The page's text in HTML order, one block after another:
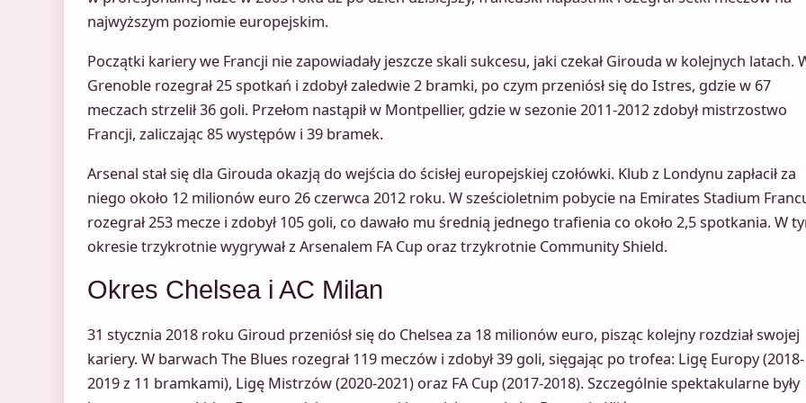
najwyższym poziomie europejskim.
Początki kariery we Francji nie zapowiadały jeszcze skali sukcesu, jaki czekał Girouda w kolejnych latach.
Grenoble rozegrał 25 spotkań i zdobył zaledwie 2 bramki, po czym przeniósł się do Istres, gdzie w 67
meczach strzelił 36 goli. Przełom nastąpił w Montpellier, gdzie w sezonie 2011-2012 zdobył mistrzostwo
Francji, zaliczając 85 występów i 39 bramek.
Arsenal stał się dla Girouda okazją do wejścia do ścisłej europejskiej czołówki. Klub z Londynu zapłacił za
niego około 12 milionów euro 26 czerwca 2012 roku. W sześcioletnim pobycie na Emirates Stadium
rozegrał 253 mecze i zdobył 105 goli, co dawało mu średnią jednego trafienia co około 2,5 spotkania. W
okresie trzykrotnie wygrywał z Arsenalem FA Cup oraz trzykrotnie Community Shield.
Okres Chelsea i AC Milan
31 stycznia 2018 roku Giroud przeniósł się do Chelsea za 18 milionów euro, pisząc kolejny rozdział swojej
kariery. W barwach The Blues rozegrał 119 meczów i zdobył 39 goli, sięgając po trofea: Ligę Europy (2018-
2019 z 11 bramkami), Ligę Mistrzów (2020-2021) oraz FA Cup (2017-2018). Szczególnie spektakularne były